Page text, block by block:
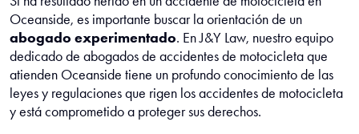
Oceanside, es importante buscar la orientación de un
abogado experimentado. En J&Y Law, nuestro equipo
dedicado de abogados de accidentes de motocicleta que
atienden Oceanside tiene un profundo conocimiento de las
leyes y regulaciones que rigen los accidentes de motocicleta
y está comprometido a proteger sus derechos.